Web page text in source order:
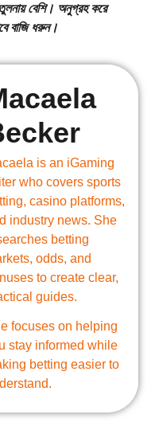
তুলনায় বেশি। অনুগ্রহ করে
বাজি ধরুন।
is an iGaming
who covers sports
casino platforms,
industry news. She
betting
odds, and
to create clear,
guides.
focuses on helping
stay informed while
betting easier to